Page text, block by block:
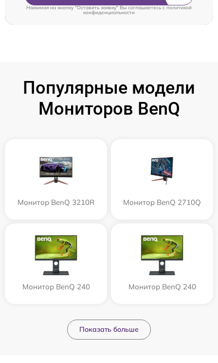
Нажимая на кнопку "Оставить заявку" Вы соглашаетесь cполитикой
конфиденциальности
Популярные модели
Мониторов BenQ
Монитор BenQ 3210R Монитор BenQ 2710Q
Монитор BenQ 240 Монитор BenQ 240
Показать больше